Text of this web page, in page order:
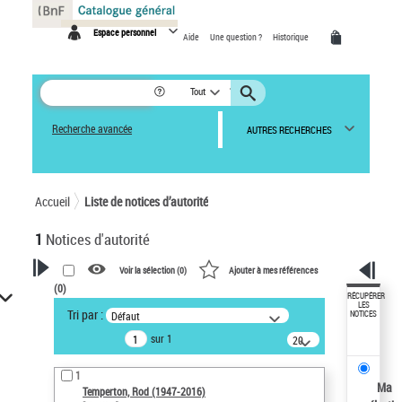
Espace personnel Aide Une question ? Historique
Tout
Recherche avancée AUTRES RECHERCHES
Accueil Liste de notices d’autorité
1 Notices d'autorité
VOTRE RECHERCHE
Recherche avancée dans les
notices d’autorité
Œuvres liées à l'auteur :
Temperton, Rod (1947-2016)
Voir la sélection (0) Ajouter à mes références
(0)
Tri par : Défaut
sur 1
20
résultats/page
1
Temperton, Rod (1947-2016)
RÉCUPÉRER
LES
NOTICES
Ma
Panneau de gestion des cookies